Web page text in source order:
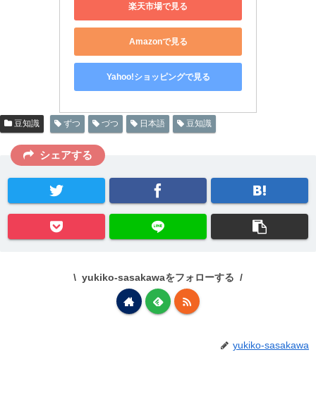
楽天市場で見る
Amazonで見る
Yahoo!ショッピングで見る
豆知識 ずつ づつ 日本語 豆知識
シェアする
yukiko-sasakawaをフォローする
yukiko-sasakawa